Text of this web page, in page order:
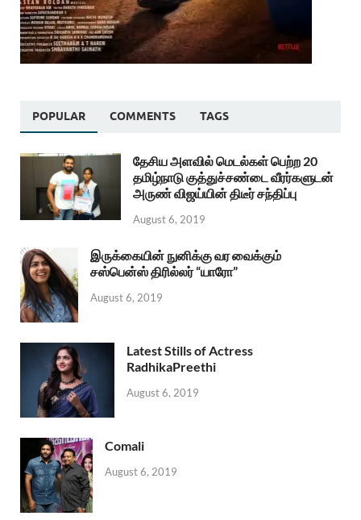
POPULAR COMMENTS TAGS
தேசிய அளவில் மெடல்கள் பெற்ற 20
தமிழ்நாடு குத்துச்சண்டை வீரர்களுடன்
அருண் விஜய்யின் திடீர் சந்திப்பு
August 6, 2019
இருக்கையின் நுனிக்கு வர வைக்கும்
சஸ்பென்ஸ் திரில்லர் “யாரோ”
August 6, 2019
Latest Stills of Actress
RadhikaPreethi
August 6, 2019
Comali
August 6, 2019